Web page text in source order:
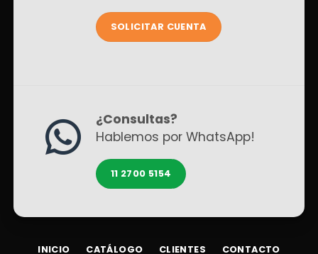
SOLICITAR CUENTA
¿Consultas?
Hablemos por WhatsApp!
11 2700 5154
INICIO CATÁLOGO CLIENTES CONTACTO